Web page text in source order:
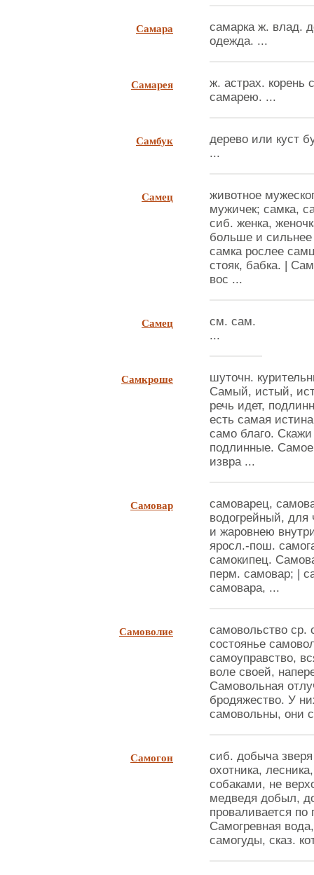
Самара
самарка ж. влад.
одежда. ...
Самарея
ж. астрах. корень
самарею. ...
Самбук
дерево или куст
...
Самец
животное
мужичек; самка,
сиб. женка,
больше и
самка рослее
стояк, бабка. |
вос ...
Самец
см. сам.
...
Самкроше
шуточн.
Самый, истый,
речь идет,
есть самая
само благо.
подлинные.
извра ...
Самовар
самоварец,
водогрейный,
и жаровнею
яросл.-пош.
самокипец.
перм. самовар; |
самовара, ...
Самоволие
самовольство ср.
состоянье
самоуправство,
воле своей,
Самовольная
бродяжество. У
самовольны, они
Самогон
сиб. добыча
охотника,
собаками, не
медведя добыл,
проваливается по
Самогревная
самогуды, сказ.